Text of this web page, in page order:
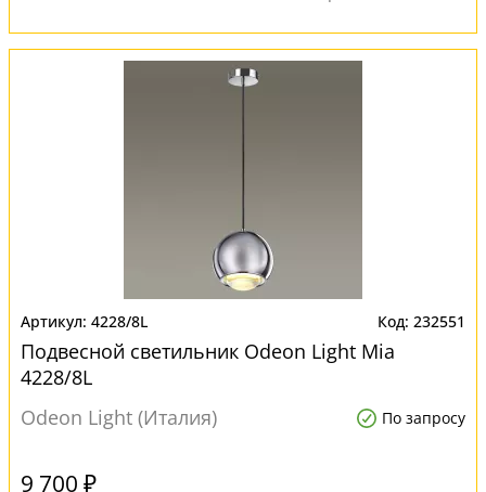
4228/8L 232551
Подвесной светильник Odeon Light Mia
4228/8L
Odeon Light (Италия)
По запросу
9 700 ₽